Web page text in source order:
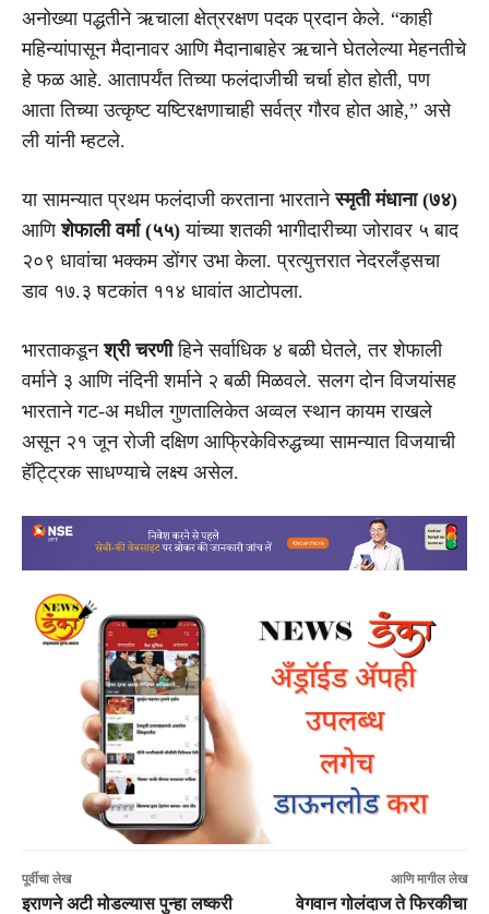
अनोख्या पद्धतीने ऋचाला क्षेत्ररक्षण पदक प्रदान केले. “काही
महिन्यांपासून मैदानावर आणि मैदानाबाहेर ऋचाने घेतलेल्या मेहनतीचे
हे फळ आहे. आतापर्यंत तिच्या फलंदाजीची चर्चा होत होती, पण
आता तिच्या उत्कृष्ट यष्टिरक्षणाचाही सर्वत्र गौरव होत आहे,” असे
ली यांनी म्हटले.
या सामन्यात प्रथम फलंदाजी करताना भारतानेस्मृती मंधाना (७४)
आणिशेफाली वर्मा (५५) यांच्या शतकी भागीदारीच्या जोरावर ५ बाद
२०९ धावांचा भक्कम डोंगर उभा केला. प्रत्युत्तरात नेदरलँड्सचा
डाव १७.३ षटकांत ११४ धावांत आटोपला.
भारताकडूनश्री चरणीहिने सर्वाधिक ४ बळी घेतले, तर शेफाली
वर्माने ३ आणि नंदिनी शर्माने २ बळी मिळवले. सलग दोन विजयांसह
भारताने गट-अ मधील गुणतालिकेत अव्वल स्थान कायम राखले
असून २१ जून रोजी दक्षिण आफ्रिकेविरुद्धच्या सामन्यात विजयाची
हॅट्ट्रिक साधण्याचे लक्ष्य असेल.
पूर्वीचा लेख
इराणने अटी मोडल्यास पुन्हा लष्करी
आणि मागील लेख
वेगवान गोलंदाज ते फिरकीचा